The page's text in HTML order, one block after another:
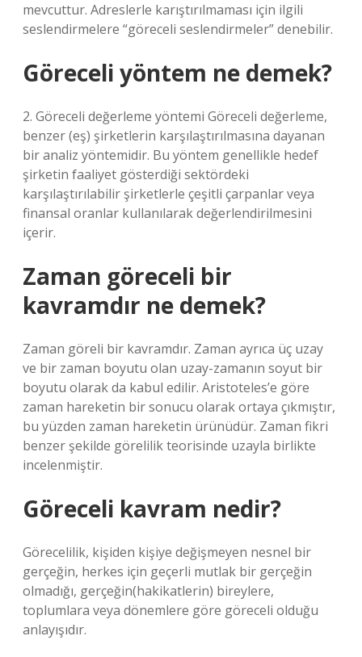
mevcuttur. Adreslerle karıştırılmaması için ilgili
seslendirmelere “göreceli seslendirmeler” denebilir.
Göreceli yöntem ne demek?
2. Göreceli değerleme yöntemi Göreceli değerleme,
benzer (eş) şirketlerin karşılaştırılmasına dayanan
bir analiz yöntemidir. Bu yöntem genellikle hedef
şirketin faaliyet gösterdiği sektördeki
karşılaştırılabilir şirketlerle çeşitli çarpanlar veya
finansal oranlar kullanılarak değerlendirilmesini
içerir.
Zaman göreceli bir
kavramdır ne demek?
Zaman göreli bir kavramdır. Zaman ayrıca üç uzay
ve bir zaman boyutu olan uzay-zamanın soyut bir
boyutu olarak da kabul edilir. Aristoteles’e göre
zaman hareketin bir sonucu olarak ortaya çıkmıştır,
bu yüzden zaman hareketin ürünüdür. Zaman fikri
benzer şekilde görelilik teorisinde uzayla birlikte
incelenmiştir.
Göreceli kavram nedir?
Görecelilik, kişiden kişiye değişmeyen nesnel bir
gerçeğin, herkes için geçerli mutlak bir gerçeğin
olmadığı, gerçeğin(hakikatlerin) bireylere,
toplumlara veya dönemlere göre göreceli olduğu
anlayışıdır.